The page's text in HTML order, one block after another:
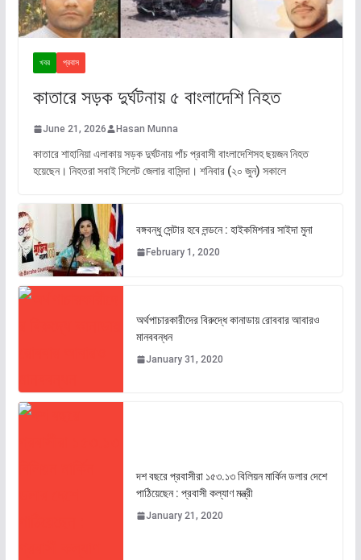
খবর প্রবাস
কাতারে সড়ক দুর্ঘটনায় ৫ বাংলাদেশি নিহত
June 21, 2026 Hasan Munna
কাতারে শাহানিয়া এলাকায় সড়ক দুর্ঘটনায় পাঁচ প্রবাসী বাংলাদেশিসহ ছয়জন নিহত
হয়েছেন। নিহতরা সবাই সিলেট জেলার বাসিন্দা। শনিবার (২০ জুন) সকালে
বঙ্গবন্ধু সেন্টার হবে লন্ডনে : হাইকমিশনার সাইদা মুনা
February 1, 2020
অর্থপাচারকারীদের বিরুদ্ধে কানাডায় রোববার আবারও
মানববন্ধন
January 31, 2020
দশ বছরে প্রবাসীরা ১৫৩.১৩ বিলিয়ন মার্কিন ডলার দেশে
পাঠিয়েছেন : প্রবাসী কল্যাণ মন্ত্রী
January 21, 2020